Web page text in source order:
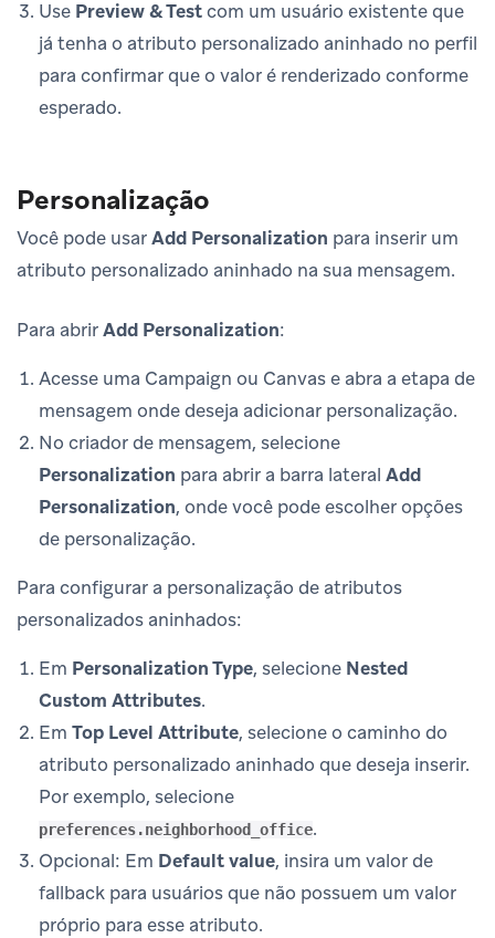
Use Preview & Testcom um usuário existente que
já tenha o atributo personalizado aninhado no perfil
para confirmar que o valor é renderizado conforme
esperado.
Personalização
Você pode usarAdd Personalization para inserir um
atributo personalizado aninhado na sua mensagem.
Para abrirAdd Personalization:
Acesse uma Campaign ou Canvas e abra a etapa de
mensagem onde deseja adicionar personalização.
No criador de mensagem, selecione
Personalization para abrir a barra lateral Add
Personalization, onde você pode escolher opções
de personalização.
Para configurar a personalização de atributos
personalizados aninhados:
Em Personalization Type, selecione Nested
Custom Attributes.
Em Top Level Attribute, selecione o caminho do
atributo personalizado aninhado que deseja inserir.
Por exemplo, selecione
preferences.neighborhood_office.
Opcional: Em Default value, insira um valor de
fallback para usuários que não possuem um valor
próprio para esse atributo.